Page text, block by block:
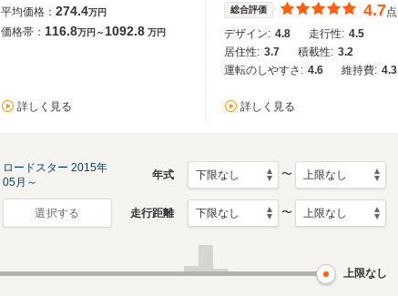
平均価格： 274.4万円
価格帯： 116.8万円～1092.8 万円
詳しく見る
総合評価 4.7点
デザイン: 4.8 走行性: 4.5
居住性: 3.7 積載性: 3.2
運転のしやすさ: 4.6 維持費: 4.3
詳しく見る
生産モデル
ロードスター 2015年
05月～
年式 〜
選択する 走行距離 〜
上限なし